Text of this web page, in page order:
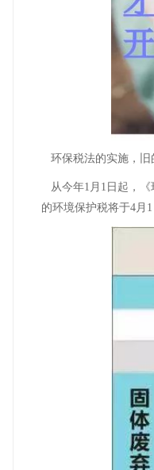
环保税法的实施，
从今年1月1日起，
的环境保护税将于4月